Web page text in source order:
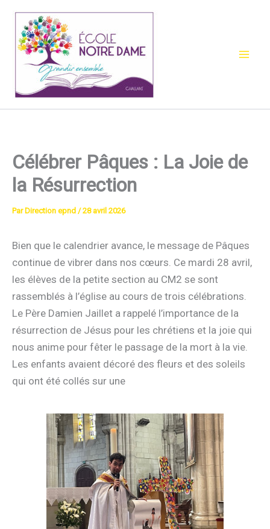
contenu
Célébrer Pâques : La Joie de
la Résurrection
Par Direction epnd /28 avril 2026
Bien que le calendrier avance, le message de Pâques
continue de vibrer dans nos cœurs. Ce mardi 28 avril,
les élèves de la petite section au CM2 se sont
rassemblés à l’église au cours de trois célébrations.
Le Père Damien Jaillet a rappelé l’importance de la
résurrection de Jésus pour les chrétiens et la joie qui
nous anime pour fêter le passage de la mort à la vie.
Les enfants avaient décoré des fleurs et des soleils
qui ont été collés sur une